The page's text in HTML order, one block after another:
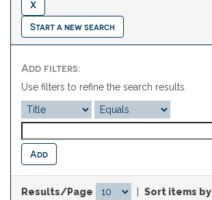
Start a new search
Add filters:
Use filters to refine the search results.
Results/Page
Sort items by